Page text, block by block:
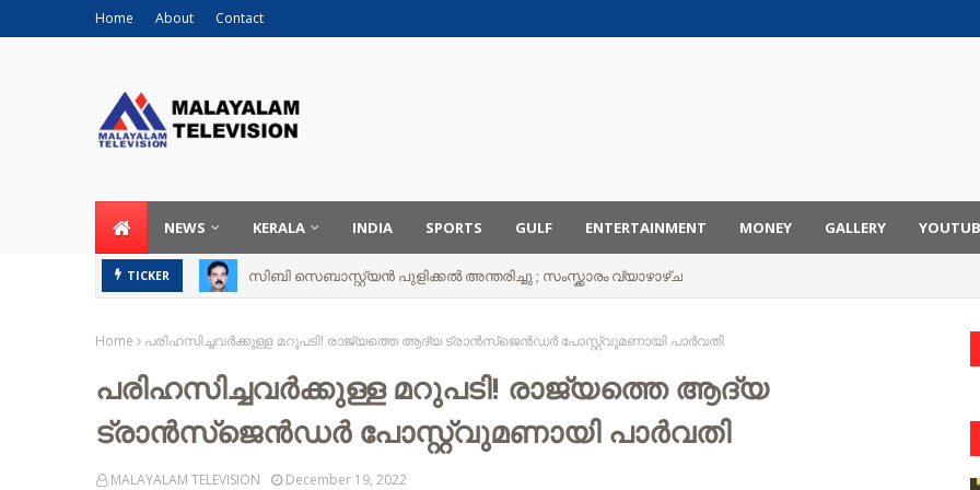
Home About Contact
NEWS KERALA INDIA SPORTS GULF ENTERTAINMENT MONEY GALLERY
TICKER സിബി സെബാസ്റ്റ്യന്‍ പുളിക്കല്‍ അന്തരിച്ചു ; സംസ്ക്കാരം വ്യാഴാഴ്ച
Home പരിഹസിച്ചവർക്കുള്ള മറുപടി! രാജ്യത്തെ ആദ്യ ട്രാൻസ്ജെൻഡർ പോസ്റ്റ്‌വുമണായി പാർവതി
പരിഹസിച്ചവർക്കുള്ള മറുപടി! രാജ്യത്തെ ആദ്യ
ട്രാൻസ്ജെൻഡർ പോസ്റ്റ്‌വുമണായി പാർവതി
MALAYALAM TELEVISION December 19, 2022